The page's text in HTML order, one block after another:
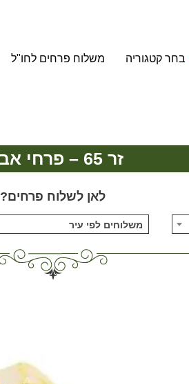
בחר קטגוריה משלוח פרחים לחו"ל
זר 65 – פרחי אביה
לאן לשלוח פרחים?
משלוחים לפי עיר